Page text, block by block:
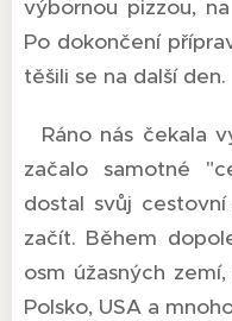
výbornou pizzou,
Po dokončení
těšili se na další den.
Ráno nás čekala
začalo samotné
dostal svůj
začít. Během
osm úžasných
Polsko, USA a